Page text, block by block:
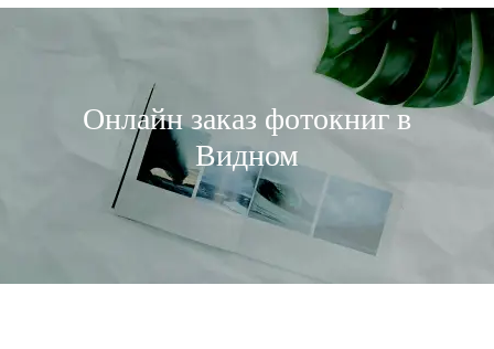
Онлайн заказ фотокниг в
Видном